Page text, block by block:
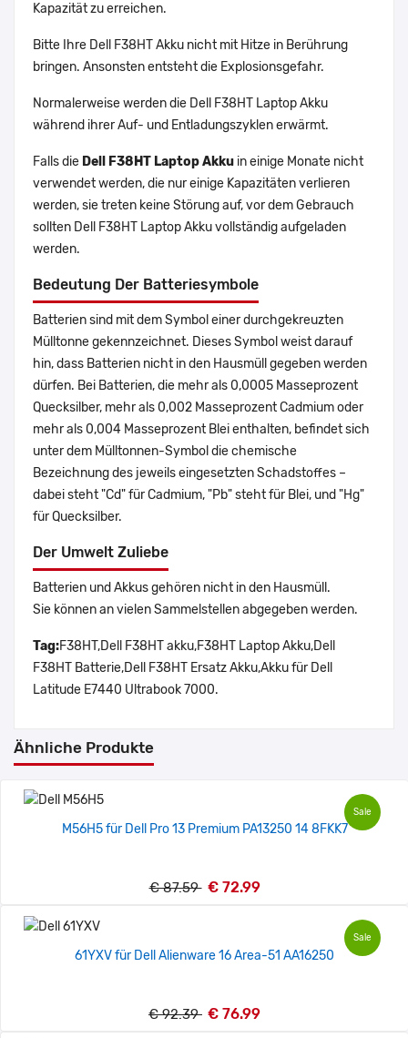
Kapazität zu erreichen.
Bitte Ihre Dell F38HT Akku nicht mit Hitze in Berührung
bringen. Ansonsten entsteht die Explosionsgefahr.
Normalerweise werden die Dell F38HT Laptop Akku
während ihrer Auf- und Entladungszyklen erwärmt.
Falls die Dell F38HT Laptop Akku in einige Monate nicht
verwendet werden, die nur einige Kapazitäten verlieren
werden, sie treten keine Störung auf, vor dem Gebrauch
sollten Dell F38HT Laptop Akku vollständig aufgeladen
werden.
Bedeutung Der Batteriesymbole
Batterien sind mit dem Symbol einer durchgekreuzten
Mülltonne gekennzeichnet. Dieses Symbol weist darauf
hin, dass Batterien nicht in den Hausmüll gegeben werden
dürfen. Bei Batterien, die mehr als 0,0005 Masseprozent
Quecksilber, mehr als 0,002 Masseprozent Cadmium oder
mehr als 0,004 Masseprozent Blei enthalten, befindet sich
unter dem Mülltonnen-Symbol die chemische
Bezeichnung des jeweils eingesetzten Schadstoffes –
dabei steht "Cd" für Cadmium, "Pb" steht für Blei, und "Hg"
für Quecksilber.
Der Umwelt Zuliebe
Batterien und Akkus gehören nicht in den Hausmüll.
Sie können an vielen Sammelstellen abgegeben werden.
Tag:F38HT,Dell F38HT akku,F38HT Laptop Akku,Dell
F38HT Batterie,Dell F38HT Ersatz Akku,Akku für Dell
Latitude E7440 Ultrabook 7000.
Ähnliche Produkte
Sale
M56H5 für Dell Pro 13 Premium PA13250 14 8FKK7
€ 87.59 € 72.99
Sale
61YXV für Dell Alienware 16 Area-51 AA16250
€ 92.39 € 76.99